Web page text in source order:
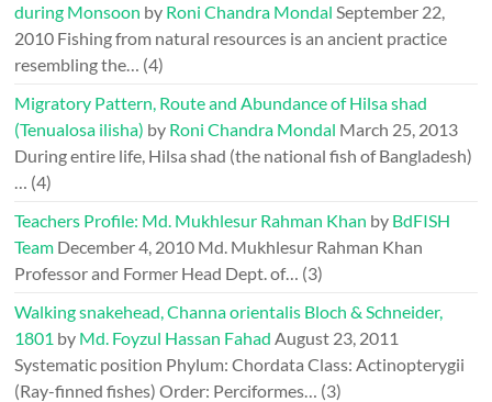
during Monsoon by Roni Chandra Mondal September 22,
2010 Fishing from natural resources is an ancient practice
resembling the… (4)
Migratory Pattern, Route and Abundance of Hilsa shad
(Tenualosa ilisha) by Roni Chandra Mondal March 25, 2013
During entire life, Hilsa shad (the national fish of Bangladesh)
… (4)
Teachers Profile: Md. Mukhlesur Rahman Khan by BdFISH
Team December 4, 2010 Md. Mukhlesur Rahman Khan
Professor and Former Head Dept. of… (3)
Walking snakehead, Channa orientalis Bloch & Schneider,
1801 by Md. Foyzul Hassan Fahad August 23, 2011
Systematic position Phylum: Chordata Class: Actinopterygii
(Ray-finned fishes) Order: Perciformes… (3)